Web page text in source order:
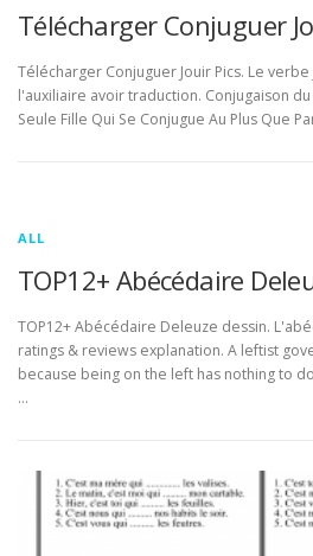
Télécharger Conjuguer
Télécharger Conjuguer Jouir Pics. Le
l'auxiliaire avoir traduction. Conjugaison
Seule Fille Qui Se Conjugue Au Plus Que
ALL
TOP12+ Abécédaire
TOP12+ Abécédaire Deleuze dessin.
ratings & reviews explanation. A leftist
because being on the left has nothing to
…